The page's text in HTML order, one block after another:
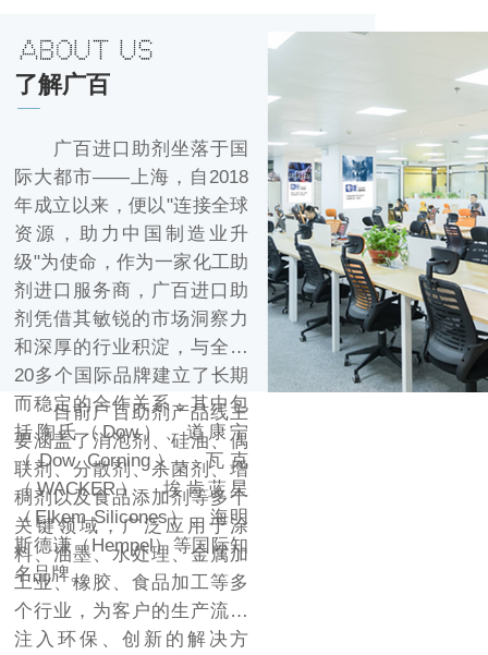
了解广百
广百进口助剂坐落于国
际大都市——上海，自2018
年成立以来，便以"连接全球
资源，助力中国制造业升
级"为使命，作为一家化工助
剂进口服务商，广百进口助
剂凭借其敏锐的市场洞察力
和深厚的行业积淀，与全球
20多个国际品牌建立了长期
而稳定的合作关系，其中包
括陶氏（Dow）、道康宁
（Dow Corning）、瓦克
（WACKER）、埃肯蓝星
（Elkem Silicones）、海明
斯德谦（Hempel）等国际知
名品牌。
目前广百助剂产品线主
要涵盖了消泡剂、硅油、偶
联剂、分散剂、杀菌剂、增
稠剂以及食品添加剂等多个
关键领域，广泛应用于涂
料、油墨、水处理、金属加
工业、橡胶、食品加工等多
个行业，为客户的生产流程
注入环保、创新的解决方